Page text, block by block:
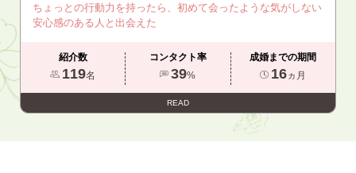
ちょっとの行動力を持ったら、初めて会ったような気がしない
安心感のある人と出会えた
紹介数
119名
コンタクト率
39%
成婚までの期間
16ヵ月
READ